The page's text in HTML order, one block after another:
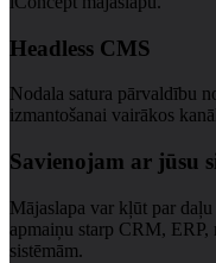
Headless CMS
Nodala satura pārvaldību
izmantošanai vairākos
Savienojam ar jūsu
Mājaslapa var kļūt par
apmaiņu starp CRM, ERP,
sistēmām.